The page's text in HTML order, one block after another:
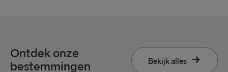
Ontdek onze
bestemmingen
Bekijk alles